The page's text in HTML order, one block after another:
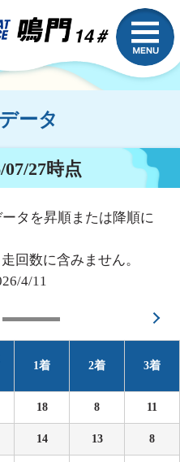
ータ
27時点
タを昇順または降順に
回数に含みません。
4/11
1着 2着 3着
18 8 11
14 13 8